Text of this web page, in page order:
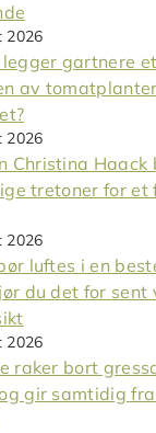
2026
gartnere
av
2026
Christina Haack
tretoner for et
2026
luftes i en
du det for sent
2026
raker bort
gir samtidig